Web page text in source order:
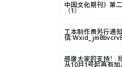
中国文化期刊》第
（1）
工本制作费另行通
信
感谢大家的支持！
从10月1号起再有加